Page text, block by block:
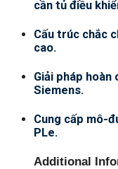
cần tủ điều
Cấu trúc chắc
cao.
Giải pháp
Siemens.
Cung cấp mô-
PLe.
Additional